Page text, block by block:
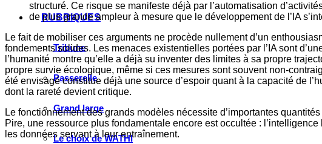
RUBRIQUES
Tribune
Passerelle
Grand large
Le choix de WATHI
structuré. Ce risque se manifeste déjà par l’automatisation
de plus grande ampleur à mesure que le développement de l’IA
Le fait de mobiliser ces arguments ne procède nullement d’un
fondements solides. Les menaces existentielles portées par l’IA sont
l’humanité montre qu’elle a déjà su inventer des limites à sa propre
propre survie écologique, même si ces mesures sont souvent non-
été envisagé constitue déjà une source d’espoir quant à la capacité de
dont la rareté devient critique.
Le fonctionnement des grands modèles nécessite d’importantes
Pire, une ressource plus fondamentale encore est occultée :
les données servant à leur entraînement.